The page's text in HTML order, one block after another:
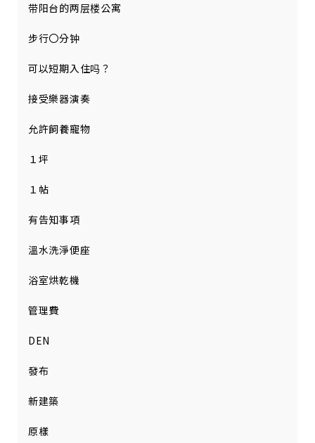
带阳台的两层楼公寓
步行〇分钟
可以短期入住吗？
接受樂器演奏
允許飼養寵物
１坪
１帖
有告知事項
溫水洗淨便座
浴室烘乾機
管理費
DEN
發布
新建築
原樣